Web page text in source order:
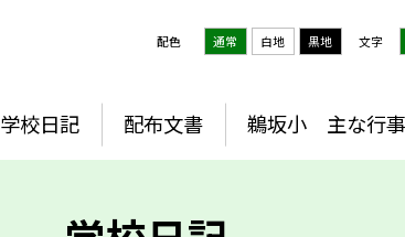
配色 通常 白地 黒地 文字
学校日記 配布文書 鵜坂小 主な行